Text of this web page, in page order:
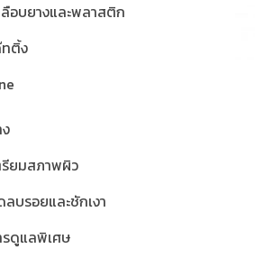
ลือบยางและพลาสติก
ติ้ง
รียมสภาพผิว
ลบรอยและชักเงา
รดูแลพิเศษ